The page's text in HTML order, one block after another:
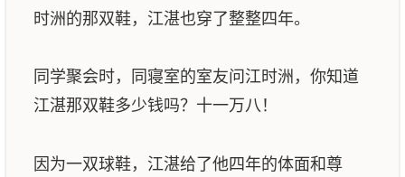
时洲的那双鞋，江湛也穿了整整四年。
同学聚会时，同寝室的室友问江时洲，你知道
江湛那双鞋多少钱吗？十一万八！
因为一双球鞋，江湛给了他四年的体面和尊